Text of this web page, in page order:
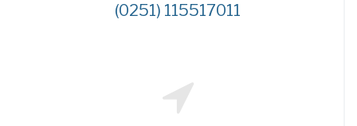
(0251) 115517011